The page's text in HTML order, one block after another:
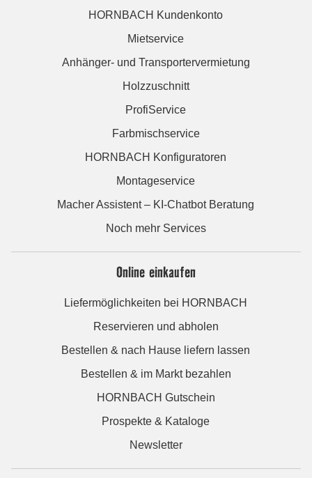
HORNBACH Kundenkonto
Mietservice
Anhänger- und Transportervermietung
Holzzuschnitt
ProfiService
Farbmischservice
HORNBACH Konfiguratoren
Montageservice
Macher Assistent – KI-Chatbot Beratung
Noch mehr Services
Online einkaufen
Liefermöglichkeiten bei HORNBACH
Reservieren und abholen
Bestellen & nach Hause liefern lassen
Bestellen & im Markt bezahlen
HORNBACH Gutschein
Prospekte & Kataloge
Newsletter